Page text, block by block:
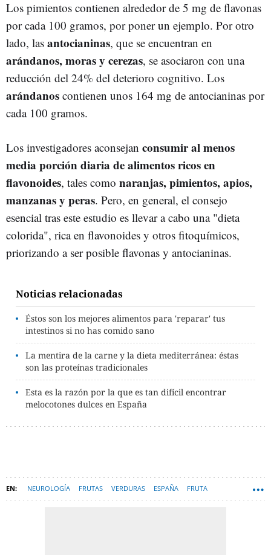
Los pimientos contienen alrededor de 5 mg de flavonas
por cada 100 gramos, por poner un ejemplo. Por otro
lado, las antocianinas, que se encuentran en
arándanos, moras y cerezas, se asociaron con una
reducción del 24% del deterioro cognitivo. Los
arándanos contienen unos 164 mg de antocianinas por
cada 100 gramos.
Los investigadores aconsejan consumir al menos
media porción diaria de alimentos ricos en
flavonoides, tales como naranjas, pimientos, apios,
manzanas y peras. Pero, en general, el consejo
esencial tras este estudio es llevar a cabo una "dieta
colorida", rica en flavonoides y otros fitoquímicos,
priorizando a ser posible flavonas y antocianinas.
Noticias relacionadas
Éstos son los mejores alimentos para 'reparar' tus
intestinos si no has comido sano
La mentira de la carne y la dieta mediterránea: éstas
son las proteínas tradicionales
Esta es la razón por la que es tan difícil encontrar
melocotones dulces en España
NEUROLOGÍA FRUTAS VERDURAS ESPAÑA FRUTA